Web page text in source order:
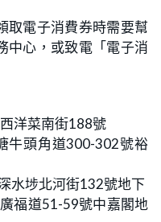
取電子消費券時需要幫
中心，或致電「電子消
洋菜南街188號
牛頭角道300-302號裕
水埗北河街132號地下
福道51-59號中嘉閣地